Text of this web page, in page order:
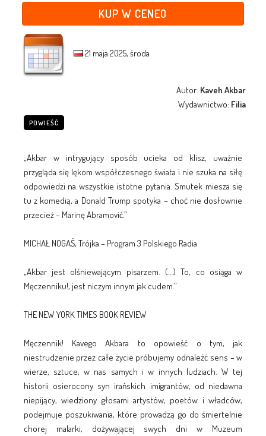
KUP W CENEO
21 maja 2025, środa
Autor: Kaveh Akbar
Wydawnictwo: Filia
POWIEŚĆ
„Akbar w intrygujący sposób ucieka od klisz, uważnie
przygląda się lękom współczesnego świata i nie szuka na siłę
odpowiedzi na wszystkie istotne pytania. Smutek miesza się
tu z komedią, a Donald Trump spotyka – choć nie dosłownie
przecież – Marinę Abramović.”
MICHAŁ NOGAŚ, Trójka – Program 3 Polskiego Radia
„Akbar jest olśniewającym pisarzem. (…) To, co osiąga w
Męczenniku!, jest niczym innym jak cudem.”
THE NEW YORK TIMES BOOK REVIEW
Męczennik! Kavego Akbara to opowieść o tym, jak
niestrudzenie przez całe życie próbujemy odnaleźć sens – w
wierze, sztuce, w nas samych i w innych ludziach. W tej
historii osierocony syn irańskich imigrantów, od niedawna
niepijący, wiedziony głosami artystów, poetów i władców,
podejmuje poszukiwania, które prowadzą go do śmiertelnie
chorej malarki, dożywającej swych dni w Muzeum